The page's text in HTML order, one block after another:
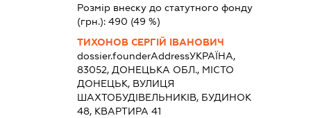
Розмір внеску до статутного фонду
(грн.):490 (49 %)
ТИХОНОВ СЕРГІЙ ІВАНОВИЧ
dossier.founderAddressУКРАЇНА,
83052, ДОНЕЦЬКА ОБЛ., МІСТО
ДОНЕЦЬК, ВУЛИЦЯ
ШАХТОБУДІВЕЛЬНИКІВ, БУДИНОК
48, КВАРТИРА 41